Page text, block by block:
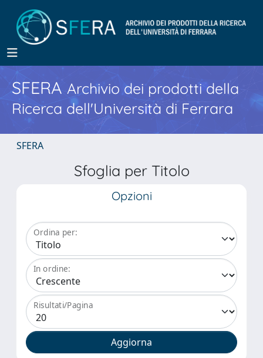
SFERA Archivio dei prodotti della
Ricerca dell'Università di Ferrara
SFERA
Sfoglia per Titolo
Opzioni
Ordina per:
In ordine:
Risultati/Pagina